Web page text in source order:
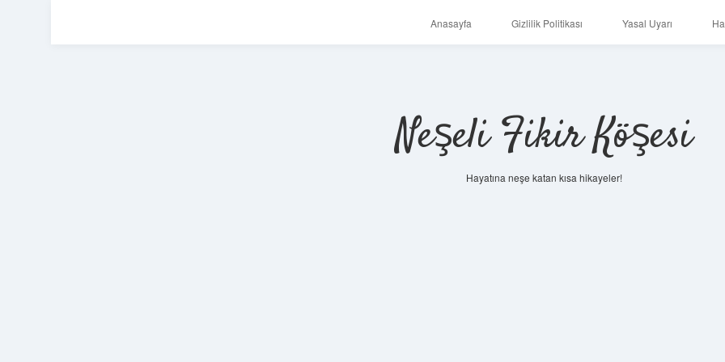
Anasayfa Gizlilik Politikası Yasal Uyarı
Neşeli Fikir Köşesi
Hayatına neşe katan kısa hikayeler!